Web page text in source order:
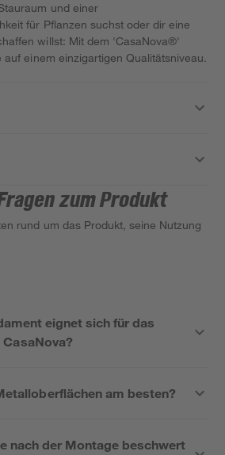
und einer
für Pflanzen suchst oder dir eine
willst: Mit dem 'CasaNova®'
einem einzigartigen Qualitätsniveau.
zum Produkt
rund um das Produkt, seine Nutzung
eignet sich für das
CasaNova?
am besten?
nach der Montage beschwert